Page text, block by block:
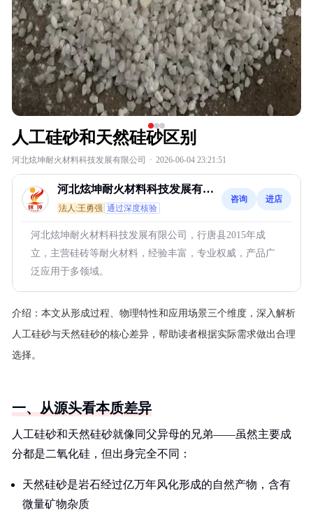
人工硅砂和天然硅砂区别
河北炫坤耐火材料科技发展有限公司 · 2026-06-04 23:21:51
河北炫坤耐火材料科技发展有限
公司
法人:王勇强 通过深度核验
咨询 进店
河北炫坤耐火材料科技发展有限公司，行唐县2015年成
立，主营硅砖等耐火材料，经验丰富，专业权威，产品广
泛应用于多领域。
介绍： 本文从形成过程、物理特性和应用场景三个维度，深入解析
人工硅砂与天然硅砂的核心差异，帮助读者根据实际需求做出合理
选择。
一、从源头看本质差异
人工硅砂和天然硅砂就像同父异母的兄弟——虽然主要成
分都是二氧化硅，但出身完全不同：
天然硅砂是岩石经过亿万年风化形成的自然产物，含有
微量矿物杂质